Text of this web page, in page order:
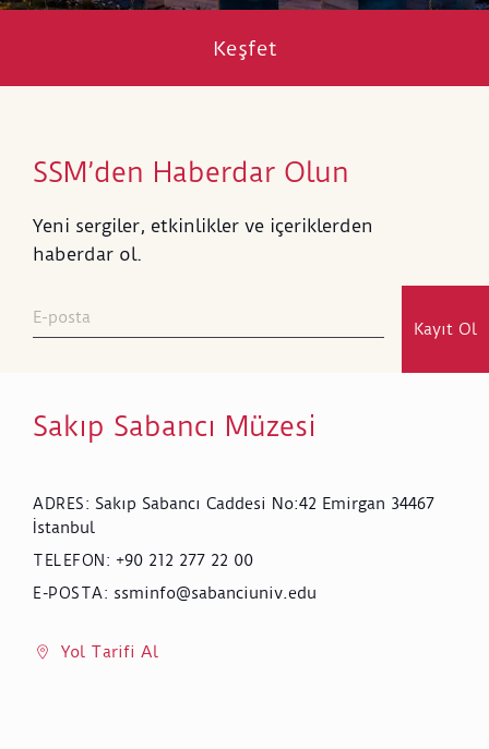
Keşfet
SSM’den Haberdar Olun
Yeni sergiler, etkinlikler ve içeriklerden
haberdar ol.
Kayıt Ol
Sakıp Sabancı Müzesi
ADRES: Sakıp Sabancı Caddesi No:42 Emirgan 34467
İstanbul
TELEFON : +90 212 277 22 00
E-POSTA: ssminfo@sabanciuniv.edu
Yol Tarifi Al